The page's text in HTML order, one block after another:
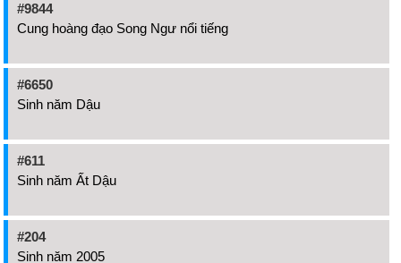
#9844
Cung hoàng đạo Song Ngư nổi tiếng
#6650
Sinh năm Dậu
#611
Sinh năm Ất Dậu
#204
Sinh năm 2005